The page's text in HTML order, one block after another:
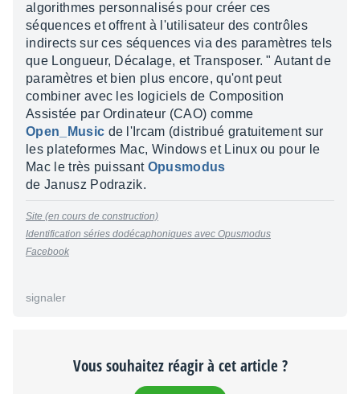
algorithmes personnalisés pour créer ces
séquences et offrent à l'utilisateur des contrôles
indirects sur ces séquences via des paramètres tels
que Longueur, Décalage, et Transposer. " Autant de
paramètres et bien plus encore, qu'ont peut
combiner avec les logiciels de Composition
Assistée par Ordinateur (CAO) comme
Open_Music de l'Ircam (distribué gratuitement sur
les plateformes Mac, Windows et Linux ou pour le
Mac le très puissant Opusmodus
de Janusz Podrazik.
Site (en cours de construction)
Identification séries dodécaphoniques avec Opusmodus
Facebook
signaler
Vous souhaitez réagir à cet article ?